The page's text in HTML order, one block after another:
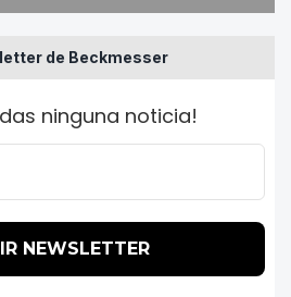
de Beckmesser
ninguna noticia!